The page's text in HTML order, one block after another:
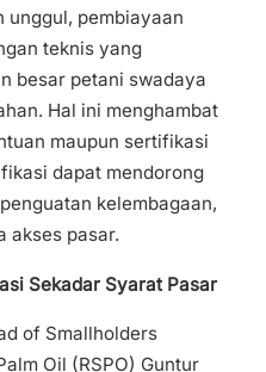
unggul, pembiayaan
teknis yang
besar petani swadaya
Hal ini menghambat
maupun sertifikasi
dapat mendorong
kelembagaan,
akses pasar.
Sekadar Syarat Pasar
of Smallholders
Oil (RSPO) Guntur